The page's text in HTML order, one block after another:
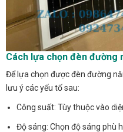
Cách lựa chọn đèn đường
Để lựa chọn được đèn đường
lưu ý các yếu tố sau:
Công suất: Tùy thuộc vào
Độ sáng: Chọn độ sáng phù